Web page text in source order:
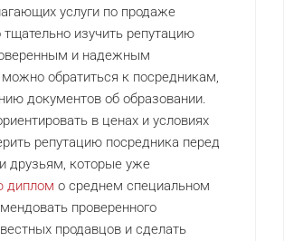
услуги по продаже
изучить репутацию
и надежным
обратиться к посредникам,
документов об образовании.
в ценах и условиях
репутацию посредника перед
друзьям, которые уже
диплом о среднем специальном
проверенного
продавцов и сделать